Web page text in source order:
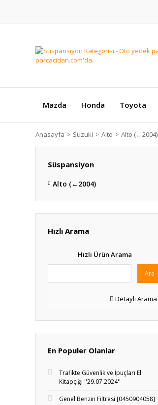
Mazda Honda Toyota
Anasayfa Suzuki Alto Alto (←2004)
Süspansiyon
Alto (←2004)
Hızlı Arama
Hızlı Ürün Arama
Ara
Detaylı Arama
En Populer Olanlar
Trafikte Güvenlik ve İpuçları El
Kitapçığı ''29.07.2024''
Genel Benzin Filtresi [0450904058]